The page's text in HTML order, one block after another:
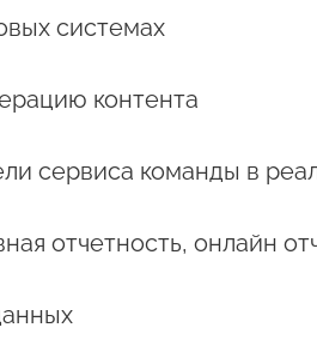
системах
контента
сервиса команды в
отчетность, онлайн